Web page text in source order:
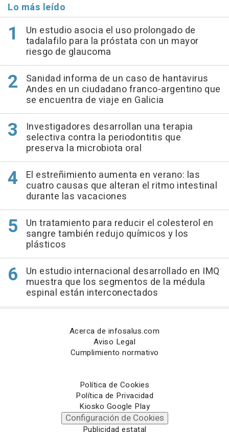
Lo más leído
Un estudio asocia el uso prolongado de
tadalafilo para la próstata con un mayor
riesgo de glaucoma
Sanidad informa de un caso de hantavirus
Andes en un ciudadano franco-argentino que
se encuentra de viaje en Galicia
Investigadores desarrollan una terapia
selectiva contra la periodontitis que
preserva la microbiota oral
El estreñimiento aumenta en verano: las
cuatro causas que alteran el ritmo intestinal
durante las vacaciones
Un tratamiento para reducir el colesterol en
sangre también redujo químicos y los
plásticos
Un estudio internacional desarrollado en IMQ
muestra que los segmentos de la médula
espinal están interconectados
Acerca de infosalus.com
Aviso Legal
Cumplimiento normativo
Política de Cookies
Política de Privacidad
Kiosko Google Play
Configuración de Cookies
Publicidad estatal